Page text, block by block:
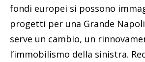
fondi europei si possono
progetti per una Grande
serve un cambio, un
l’immobilismo della sinistra.